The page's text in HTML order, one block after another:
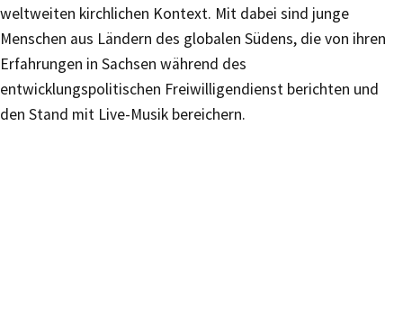
weltweiten kirchlichen Kontext. Mit dabei sind junge
Menschen aus Ländern des globalen Südens, die von ihren
Erfahrungen in Sachsen während des
entwicklungspolitischen Freiwilligendienst berichten und
den Stand mit Live-Musik bereichern.